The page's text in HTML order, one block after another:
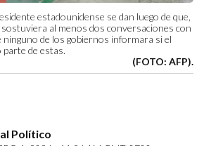
estadounidense se dan luego de que,
al menos dos conversaciones con
ninguno de los gobiernos informara si el
parte de estas.
(FOTO: AFP).
Político